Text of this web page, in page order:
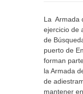
La Armada
ejercicio de
de
puerto de
forman
la Armada
de
mantener